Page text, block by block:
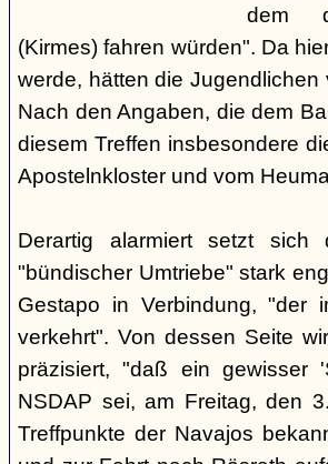
dem
(Kirmes) fahren würden". Da
werde, hätten die
Nach den Angaben, die dem
diesem Treffen insbesondere
Apostelnkloster und vom
Derartig alarmiert setzt
"bündischer Umtriebe" stark
Gestapo in Verbindung, "der
verkehrt". Von dessen Seite
präzisiert, "daß ein gewisser
NSDAP sei, am Freitag, den
Treffpunkte der Navajos